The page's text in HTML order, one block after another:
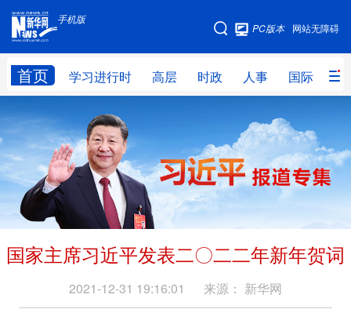
手机版
网站无障碍
PC版本
首页 学习进行时 高层 时政 人事 国际 财
手机版
网站地图
学习进行时 高层 人事
国际 财经 网评 港澳
台湾 思客智库 全球连线 教育
科技 科创 量子
文化 书画 健康 军事
视频 图片
国家主席习近平发表二〇二二年新年贺词
2021-12-31 19:16:01 来源： 新华网